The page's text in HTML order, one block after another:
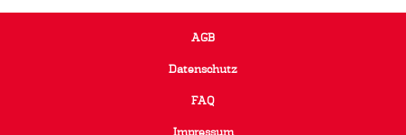
AGB
Datenschutz
FAQ
Impressum